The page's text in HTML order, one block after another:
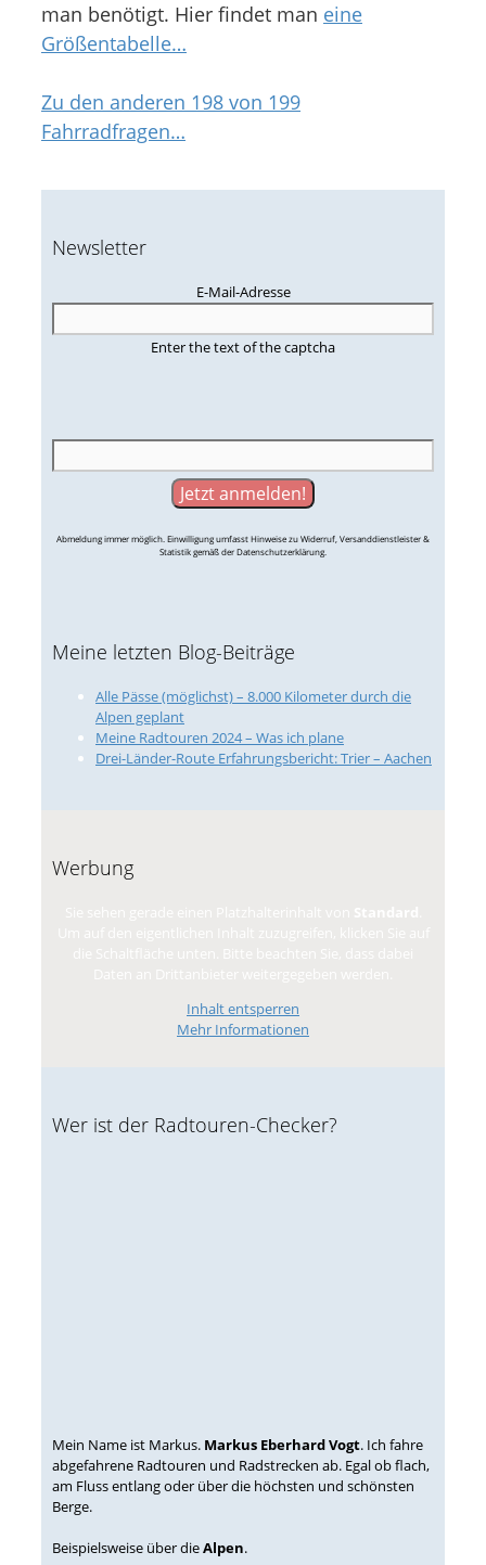
man benötigt. Hier findet man eine
Größentabelle…
Zu den anderen 198 von 199
Fahrradfragen…
Newsletter
E-Mail-Adresse
Enter the text of the captcha
Abmeldung immer möglich. Einwilligung umfasst Hinweise zu Widerruf, Versanddienstleister &
Statistik gemäß der Datenschutzerklärung.
Meine letzten Blog-Beiträge
Alle Pässe (möglichst) – 8.000 Kilometer durch die
Alpen geplant
Meine Radtouren 2024 – Was ich plane
Drei-Länder-Route Erfahrungsbericht: Trier – Aachen
Werbung
Inhalt entsperren
Mehr Informationen
Wer ist der Radtouren-Checker?
Mein Name ist Markus. Markus Eberhard Vogt. Ich fahre
abgefahrene Radtouren und Radstrecken ab. Egal ob flach,
am Fluss entlang oder über die höchsten und schönsten
Berge.
Beispielsweise über dieAlpen.